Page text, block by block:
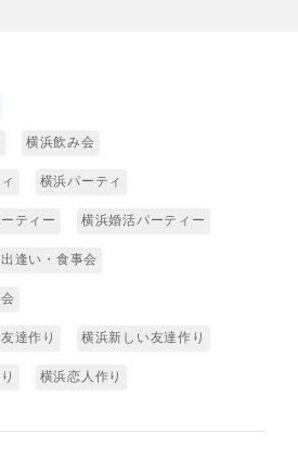
横浜飲み会
横浜パーティ
ティー 横浜婚活パーティー
逢い・食事会
達作り 横浜新しい友達作り
横浜恋人作り